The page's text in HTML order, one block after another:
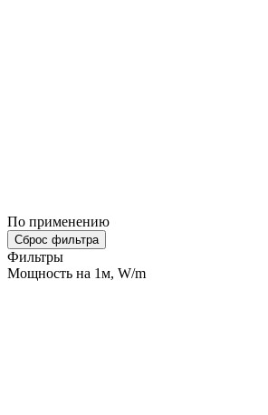
По применению
Сброс фильтра
Фильтры
Мощность на 1м, W/m